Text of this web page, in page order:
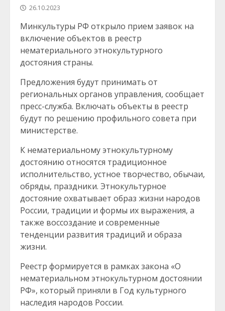
26.10.2023
Минкультуры РФ открыло прием заявок на
включение объектов в реестр
нематериального этнокультурного
достояния страны.
Предложения будут принимать от
региональных органов управления, сообщает
пресс-служба. Включать объекты в реестр
будут по решению профильного совета при
министерстве.
К нематериальному этнокультурному
достоянию относятся традиционное
исполнительство, устное творчество, обычаи,
обряды, праздники. Этнокультурное
достояние охватывает образ жизни народов
России, традиции и формы их выражения, а
также воссоздание и современные
тенденции развития традиций и образа
жизни.
Реестр формируется в рамках закона «О
нематериальном этнокультурном достоянии
РФ», который приняли в Год культурного
наследия народов России.